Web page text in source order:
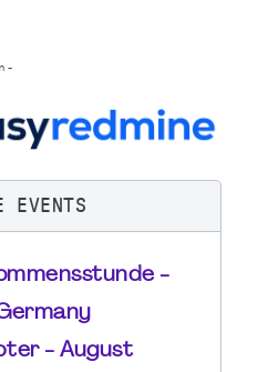
-
EVENTS
-
- August